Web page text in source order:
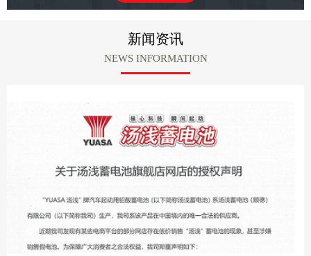
新闻资讯
NEWS INFORMATION